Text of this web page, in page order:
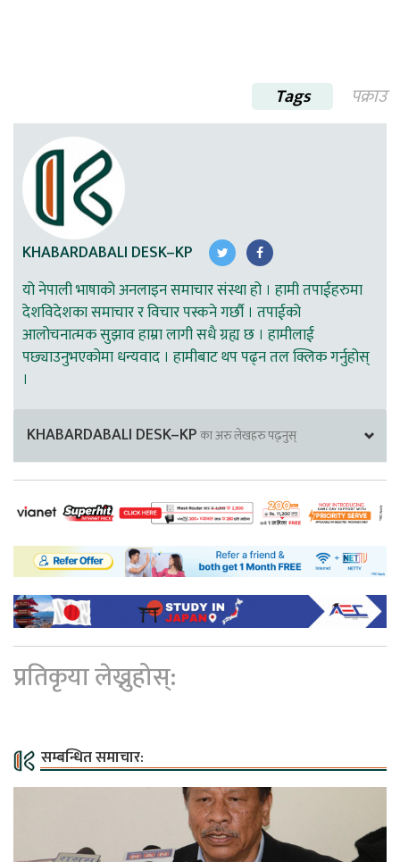
Tags पक्राउ
KHABARDABALI DESK–KP
यो नेपाली भाषाको अनलाइन समाचार संस्था हो । हामी तपाईहरुमा
देशविदेशका समाचार र विचार पस्कने गर्छौ । तपाईको
आलोचनात्मक सुझाव हाम्रा लागी सधै ग्रह्य छ । हामीलाई
पछ्याउनुभएकोमा धन्यवाद । हामीबाट थप पढ्न तल क्लिक गर्नुहोस्
।
KHABARDABALI DESK–KPका अरु लेखहरु पढ्नुस्
प्रतिकृया लेख्नुहोस्:
सम्बन्धित समाचार: